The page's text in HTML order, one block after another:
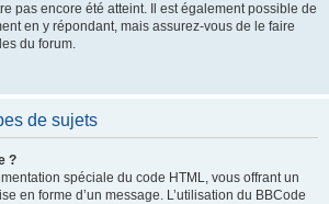
pas encore été atteint. Il est également possible de
en y répondant, mais assurez-vous de le faire
du forum.
de sujets
?
spéciale du code HTML, vous offrant un
en forme d’un message. L’utilisation du BBCode